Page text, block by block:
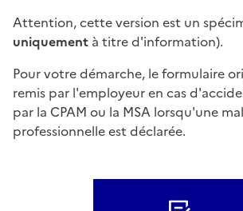
Attention, cette version est un
uniquement à titre d'information).
Pour votre démarche, le formulaire
remis par l'employeur en cas
par la CPAM ou la MSA lorsqu'une
professionnelle est déclarée.